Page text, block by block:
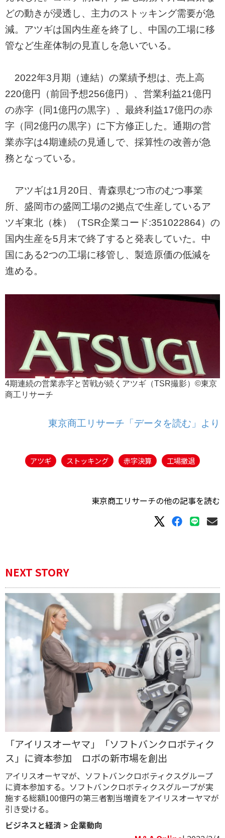
どの動きが浸透し、主力のストッキング需要が急
減。アツギは国内生産を終了し、中国の工場に移
管など生産体制の見直しを急いでいる。
2022年3月期（連結）の業績予想は、売上高
220億円（前回予想256億円）、営業利益21億円
の赤字（同1億円の黒字）、最終利益17億円の赤
字（同2億円の黒字）に下方修正した。通期の営
業赤字は4期連続の見通しで、採算性の改善が急
務となっている。
アツギは1月20日、青森県むつ市のむつ事業
所、盛岡市の盛岡工場の2拠点で生産しているア
ツギ東北（株）（TSR企業コード:351022864）の
国内生産を5月末で終了すると発表していた。中
国にある2つの工場に移管し、製造原価の低減を
進める。
4期連続の営業赤字と苦戦が続くアツギ（TSR撮影）©東京
商工リサーチ
東京商工リサーチ「データを読む」より
アツギ ストッキング 赤字決算 工場撤退
東京商工リサーチの他の記事を読む
NEXT STORY
「アイリスオーヤマ」「ソフトバンクロボティク
ス」に資本参加 ロボの新市場を創出
アイリスオーヤマが、ソフトバンクロボティクスグループ
に資本参加する。ソフトバンクロボティクスグループが実
施する総額100億円の第三者割当増資をアイリスオーヤマが
引き受ける。
ビジネスと経済 > 企業動向